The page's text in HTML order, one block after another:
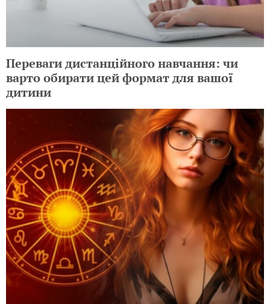
Переваги дистанційного навчання: чи
варто обирати цей формат для вашої
дитини